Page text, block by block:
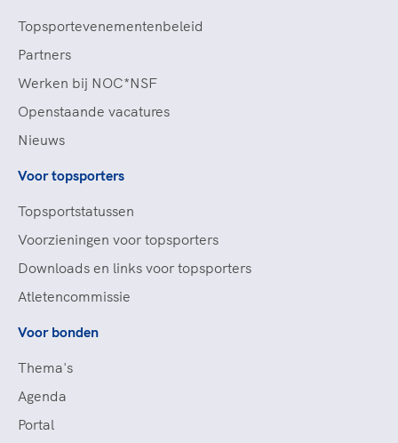
Topsportevenementenbeleid
Partners
Werken bij NOC*NSF
Openstaande vacatures
Nieuws
Voor topsporters
Topsportstatussen
Voorzieningen voor topsporters
Downloads en links voor topsporters
Atletencommissie
Voor bonden
Thema's
Agenda
Portal